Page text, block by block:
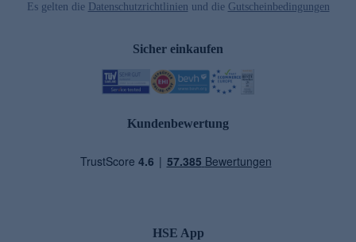
Es gelten die Datenschutzrichtlinien und die Gutscheinbedingungen
Sicher einkaufen
Kundenbewertung
HSE App